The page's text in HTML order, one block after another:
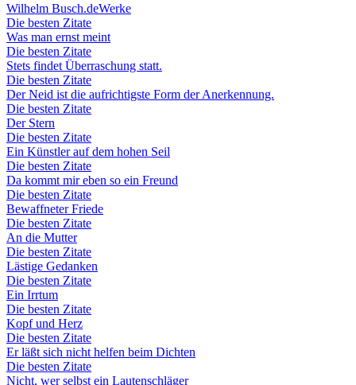
Wilhelm Busch.deWerke
Die besten Zitate
Was man ernst meint
Die besten Zitate
Stets findet Überraschung statt.
Die besten Zitate
Der Neid ist die aufrichtigste Form der Anerkennung.
Die besten Zitate
Der Stern
Die besten Zitate
Ein Künstler auf dem hohen Seil
Die besten Zitate
Da kommt mir eben so ein Freund
Die besten Zitate
Bewaffneter Friede
Die besten Zitate
An die Mutter
Die besten Zitate
Lästige Gedanken
Die besten Zitate
Ein Irrtum
Die besten Zitate
Kopf und Herz
Die besten Zitate
Er läßt sich nicht helfen beim Dichten
Die besten Zitate
Nicht, wer selbst ein Lautenschläger